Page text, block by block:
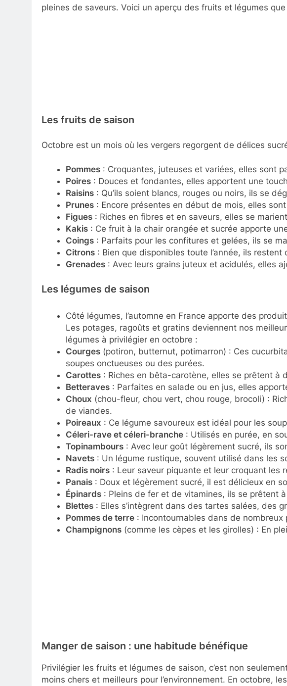
pleines de saveurs. Voici un aperçu des fruits et légumes
Les fruits de saison
Octobre est un mois où les vergers regorgent de délices
Pommes: Croquantes, juteuses et variées, elles sont
Poires: Douces et fondantes, elles apportent une
Raisins: Qu’ils soient blancs, rouges ou noirs, ils se
Prunes: Encore présentes en début de mois, elles
Figues: Riches en fibres et en saveurs, elles se
Kakis: Ce fruit à la chair orangée et sucrée apporte
Coings: Parfaits pour les confitures et gelées, ils se
Citrons: Bien que disponibles toute l’année, ils
Grenades: Avec leurs grains juteux et acidulés, elles
Les légumes de saison
Côté légumes, l’automne en France apporte des
Les potages, ragoûts et gratins deviennent nos
légumes à privilégier en octobre :
Courges(potiron, butternut, potimarron) : Ces
soupes onctueuses ou des purées.
Carottes: Riches en bêta-carotène, elles se prêtent à
Betteraves: Parfaites en salade ou en jus, elles
Choux (chou-fleur, chou vert, chou rouge, brocoli) :
de viandes.
Poireaux : Ce légume savoureux est idéal pour les
Céleri-rave et céleri-branche: Utilisés en purée, en
Topinambours: Avec leur goût légèrement sucré, ils
Navets: Un légume rustique, souvent utilisé dans les
Radis noirs: Leur saveur piquante et leur croquant les
Panais: Doux et légèrement sucré, il est délicieux en
Épinards: Pleins de fer et de vitamines, ils se prêtent
Blettes: Elles s’intègrent dans des tartes salées, des
Pommes de terre: Incontournables dans de nombreux
Champignons(comme les cèpes et les girolles) : En
Manger de saison : une habitude bénéfique
Privilégier les fruits et légumes de saison, c’est non
moins chers et meilleurs pour l’environnement. En octobre,